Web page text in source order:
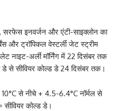
सरफेस इनवर्जन और एंटी-साइक्लोन का
और ट्रॉपिकल वेस्टर्ली जेट स्ट्रीम
नाइट-अर्ली मॉर्निंग में 22 दिसंबर तक
से सीवियर कोल्ड डे 24 दिसंबर तक।
10°C से नीचे + 4.5-6.4°C नॉर्मल से
कोल्ड डे।